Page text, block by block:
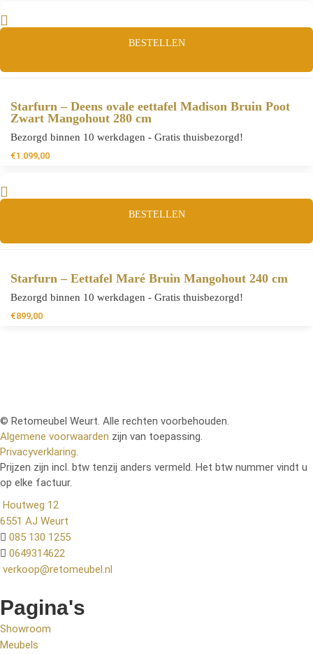
BESTELLEN
Starfurn – Deens ovale eettafel Madison Bruin Poot
Zwart Mangohout 280 cm
Bezorgd binnen 10 werkdagen - Gratis thuisbezorgd!
€1.099,00
BESTELLEN
Starfurn – Eettafel Maré Bruin Mangohout 240 cm
Bezorgd binnen 10 werkdagen - Gratis thuisbezorgd!
€899,00
© Retomeubel Weurt. Alle rechten voorbehouden.
Algemene voorwaarden zijn van toepassing.
Privacyverklaring.
Prijzen zijn incl. btw tenzij anders vermeld. Het btw nummer vindt u
op elke factuur.
Houtweg 12
6551 AJ Weurt
085 130 1255
0649314622
verkoop@retomeubel.nl
Pagina's
Showroom
Meubels